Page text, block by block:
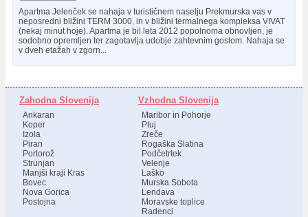
Apartma Jelenček se nahaja v turističnem naselju Prekmurska vas v
neposredni bližini TERM 3000, in v bližini termalnega kompleksa VIVAT
(nekaj minut hoje). Apartma je bil leta 2012 popolnoma obnovljen, je
sodobno opremljen ter zagotavlja udobje zahtevnim gostom. Nahaja se
v dveh etažah v zgorn...
Zahodna Slovenija
Ankaran
Koper
Izola
Piran
Portorož
Strunjan
Manjši kraji Kras
Bovec
Nova Gorica
Postojna
Vzhodna Slovenija
Maribor in Pohorje
Ptuj
Zreče
Rogaška Slatina
Podčetrtek
Velenje
Laško
Murska Sobota
Lendava
Moravske toplice
Radenci